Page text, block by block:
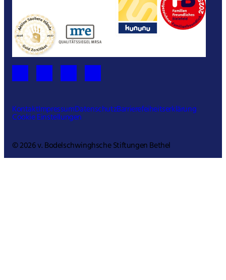
KontaktImpressumDatenschutzBarrierefeiheitserklärung
Cookie Einstellungen
© 2026 v. Bodelschwinghsche Stiftungen Bethel